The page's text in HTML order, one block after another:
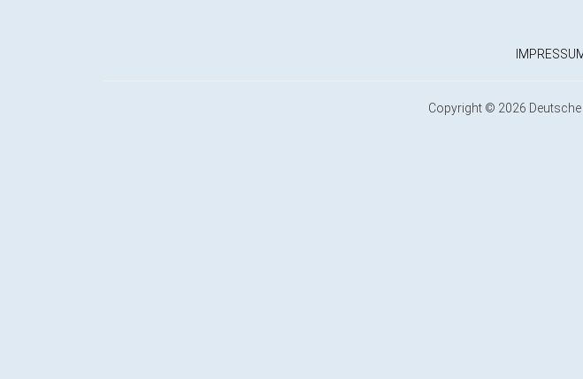
Copyright © 2026 Deutsche